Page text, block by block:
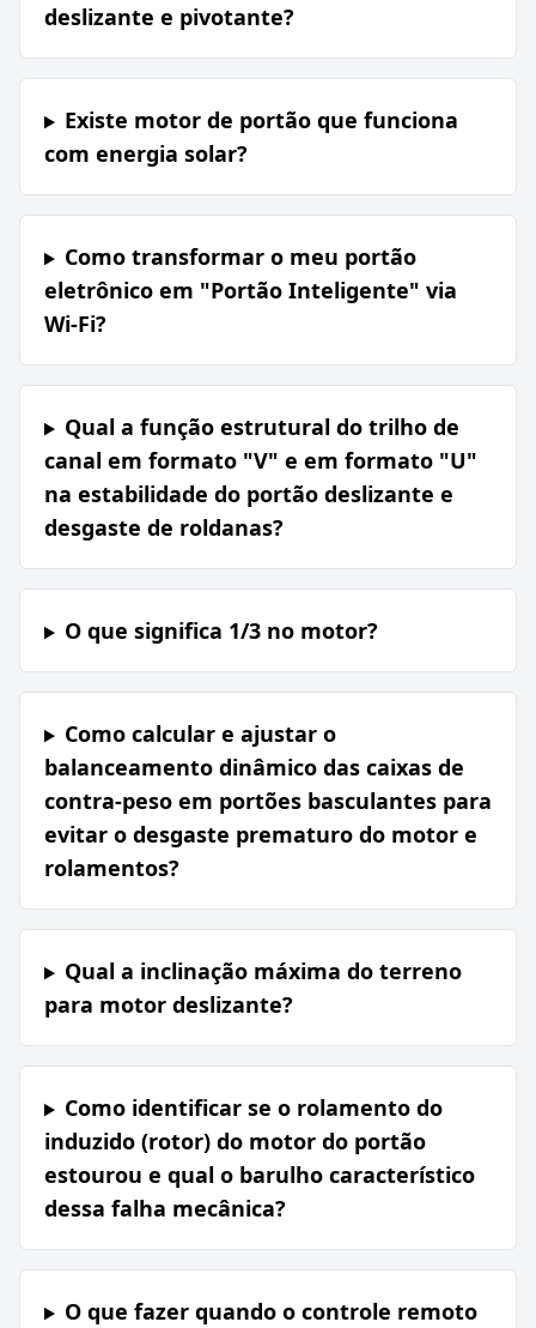
deslizante e pivotante?
Existe motor de portão que funciona
com energia solar?
Como transformar o meu portão
eletrônico em "Portão Inteligente" via
Wi-Fi?
Qual a função estrutural do trilho de
canal em formato "V" e em formato "U"
na estabilidade do portão deslizante e
desgaste de roldanas?
O que significa 1/3 no motor?
Como calcular e ajustar o
balanceamento dinâmico das caixas de
contra-peso em portões basculantes para
evitar o desgaste prematuro do motor e
rolamentos?
Qual a inclinação máxima do terreno
para motor deslizante?
Como identificar se o rolamento do
induzido (rotor) do motor do portão
estourou e qual o barulho característico
dessa falha mecânica?
O que fazer quando o controle remoto